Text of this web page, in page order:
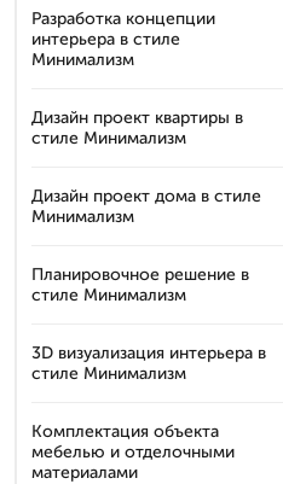
Разработка концепции
интерьера в стиле
Минимализм
Дизайн проект квартиры в
стиле Минимализм
Дизайн проект дома в стиле
Минимализм
Планировочное решение в
стиле Минимализм
3D визуализация интерьера в
стиле Минимализм
Комплектация объекта
мебелью и отделочными
материалами